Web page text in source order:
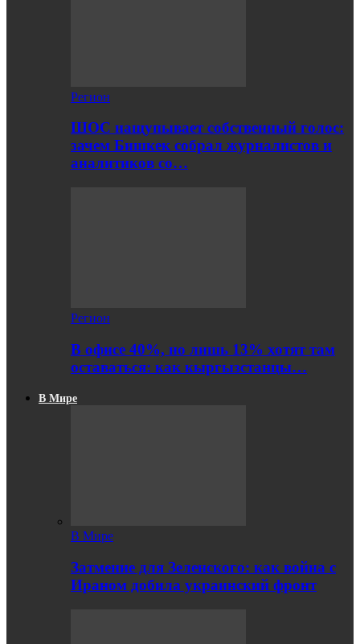
Регион
ШОС нащупывает собственный голос:
зачем Бишкек собрал журналистов и
аналитиков со…
Регион
В офисе 40%, но лишь 13% хотят там
оставаться: как кыргызстанцы…
В Мире
В Мире
Затмение для Зеленского: как война с
Ираном добила украинский фронт